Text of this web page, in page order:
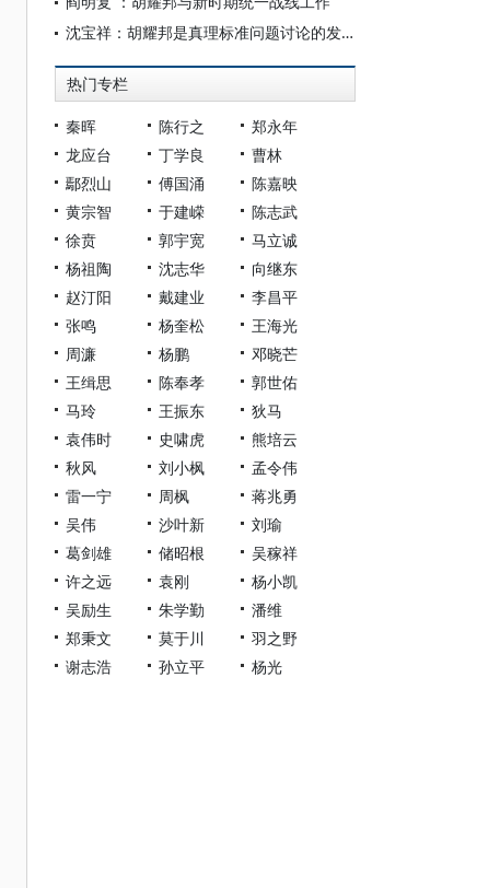
沈宝祥：胡耀邦是真理标准问题讨论的发动者和推进者
热门专栏
秦晖 陈行之
郑永年
龙应台
丁学良
曹林
鄢烈山
傅国涌
陈嘉映
黄宗智
于建嵘
陈志武
徐贲
郭宇宽
马立诚
杨祖陶
沈志华
向继东
赵汀阳
戴建业
李昌平
张鸣
杨奎松
王海光
周濂
杨鹏
邓晓芒
王缉思
陈奉孝
郭世佑
马玲
王振东
狄马
袁伟时
史啸虎
熊培云
秋风
刘小枫
孟令伟
雷一宁
周枫
蒋兆勇
吴伟
沙叶新
刘瑜
葛剑雄
储昭根
吴稼祥
许之远
袁刚
杨小凯
吴励生
朱学勤
潘维
郑秉文
莫于川
羽之野
谢志浩
孙立平 杨光